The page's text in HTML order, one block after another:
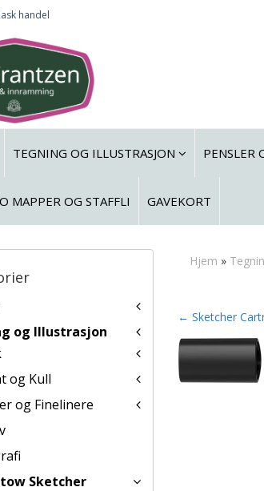
handel
TEGNING OG ILLUSTRASJON PENSLER
MAPPER OG STAFFLI GAVEKORT
og Illustrasjon
og Kull
og Finelinere
Sketcher
Hjem »
← Sketcher